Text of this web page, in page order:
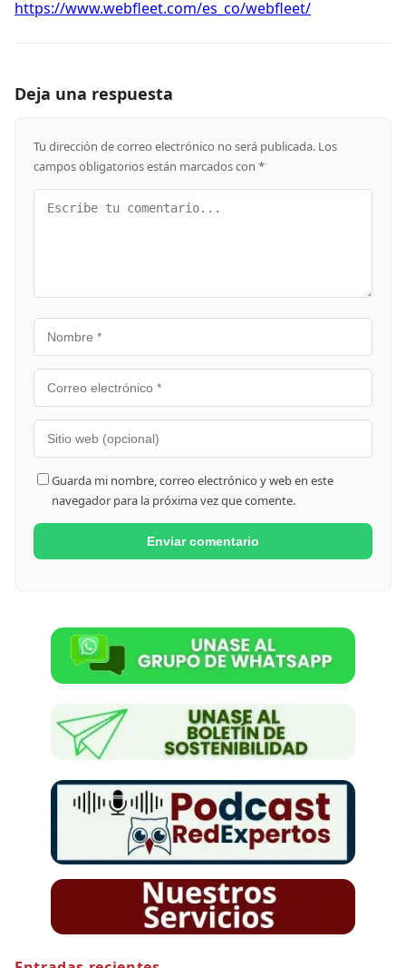
https://www.webfleet.com/es_co/webfleet/
Deja una respuesta
Tu dirección de correo electrónico no será publicada. Los
campos obligatorios están marcados con *
Guarda mi nombre, correo electrónico y web en este
navegador para la próxima vez que comente.